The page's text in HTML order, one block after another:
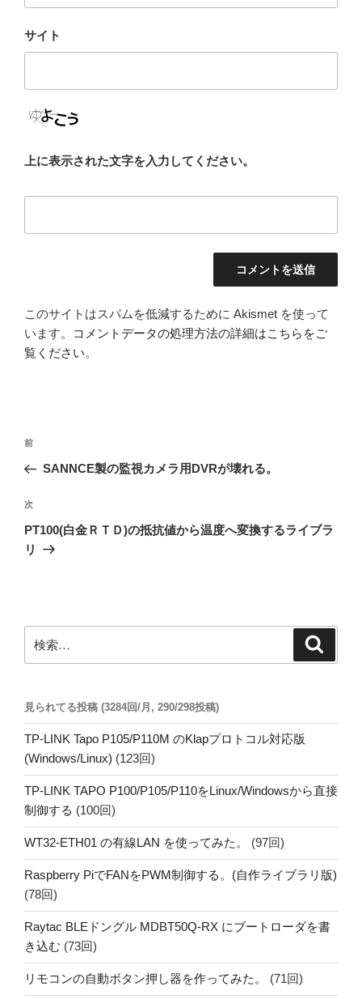
サイト
上に表示された文字を入力してください。
このサイトはスパムを低減するために Akismet を使って
います。
コメントデータの処理方法の詳細はこちらをご
覧ください。
投
ナ
ビ
ゲ
ー
前
の
稿
前
SANNCE製の監視カメラ用DVRが壊れる。
次
の
投
次
PT100(白金ＲＴＤ)の抵抗値から温度へ変換するライブラ
リ
索:
見られてる投稿 (3284回/月, 290/298投稿)
TP-LINK Tapo P105/P110M のKlapプロトコル対応版
(Windows/Linux) (123回)
TP-LINK TAPO P100/P105/P110をLinux/Windowsから直接
制御する (100回)
WT32-ETH01 の有線LAN を使ってみた。 (97回)
Raspberry PiでFANをPWM制御する。(自作ライブラリ版)
(78回)
Raytac BLEドングル MDBT50Q-RX にブートローダを書
き込む (73回)
リモコンの自動ボタン押し器を作ってみた。 (71回)